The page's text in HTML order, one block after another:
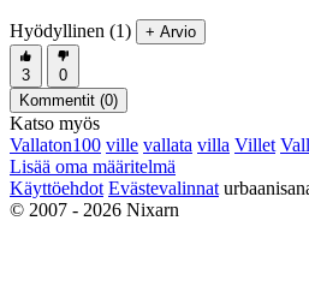
Hyödyllinen (1) + Arvio
3
0
Kommentit (0)
Katso myös
Vallaton100 ville vallata villa Villet
Lisää oma määritelmä
Käyttöehdot Evästevalinnat
© 2007 - 2026 Nixarn